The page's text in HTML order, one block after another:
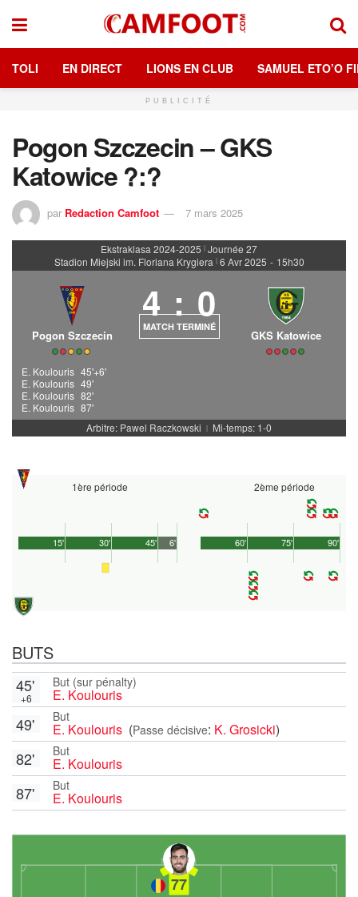
TOLI EN DIRECT LIONS EN CLUB SAMUEL ETO’O
PUBLICITÉ
Pogon Szczecin – GKS
Katowice ?:?
par Redaction Camfoot 7 mars 2025
Ekstraklasa 2024-2025 | Journée 27
Stadion Miejski im. Floriana Krygiera | 6 Avr 2025 - 15h30
Pogon Szczecin
4 : 0
MATCH TERMINÉ
GKS Katowice
E. Koulouris 45'+6'
E. Koulouris 49'
E. Koulouris 82'
E. Koulouris 87'
Arbitre: Pawel Raczkowski
| Mi-temps: 1-0
1ère période
45'
15' 30' 6'
2ème période
90'
60' 75'
BUTS
But (sur pénalty)
E. Koulouris
45'
+6
But
E. Koulouris (Passe décisive: K. Grosicki)
49'
But
E. Koulouris
82'
But
E. Koulouris
87'
77